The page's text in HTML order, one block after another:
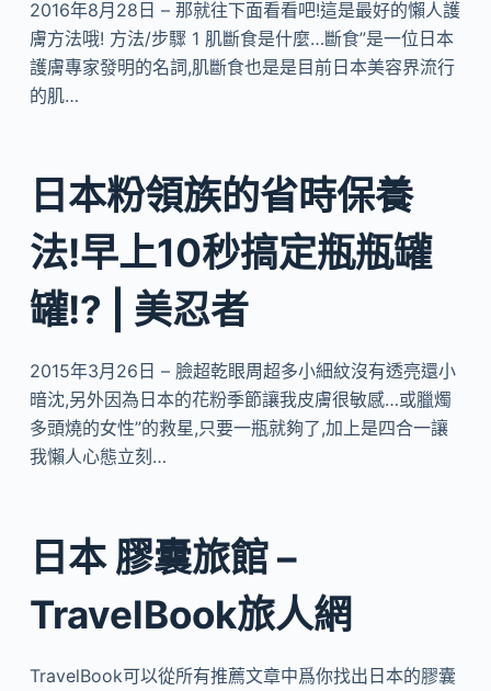
2016年8月28日 – 那就往下面看看吧!這是最好的懶人護
膚方法哦! 方法/步驟 1 肌斷食是什麼…斷食”是一位日本
護膚專家發明的名詞,肌斷食也是是目前日本美容界流行
的肌…
日本粉領族的省時保養
法!早上10秒搞定瓶瓶罐
罐!? | 美忍者
2015年3月26日 – 臉超乾眼周超多小細紋沒有透亮還小
暗沈,另外因為日本的花粉季節讓我皮膚很敏感…或臘燭
多頭燒的女性”的救星,只要一瓶就夠了,加上是四合一讓
我懶人心態立刻…
日本 膠囊旅館 –
TravelBook旅人網
TravelBook可以從所有推薦文章中爲你找出日本的膠囊